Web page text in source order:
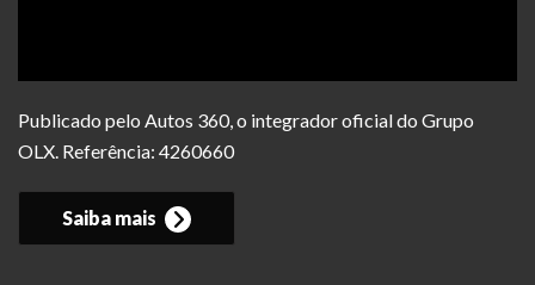
Publicado pelo Autos 360, o integrador oficial do Grupo
OLX. Referência: 4260660
Saiba mais